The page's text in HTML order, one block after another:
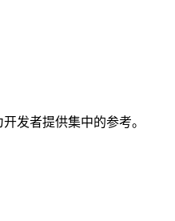
发者提供集中的参考。